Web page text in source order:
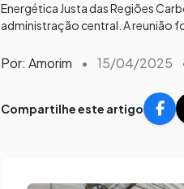
Energética Justa das Regiões
administração central. A reunião
Por: Amorim • 15/04/2025
Compartilhe este artigo